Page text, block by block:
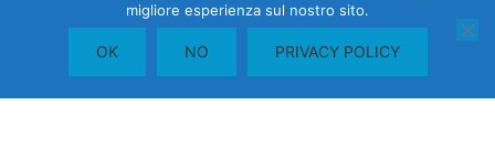
05181410480 - R.E.A. 526891 - Codice Univoco
USAL8PV - Cap. Soc. I. V. 250.000,00 euro
migliore esperienza sul nostro sito.
OK NO PRIVACY POLICY
Contattaci
CHATY